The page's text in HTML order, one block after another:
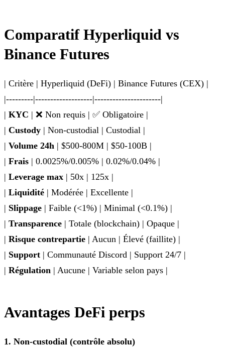
Comparatif Hyperliquid vs
Binance Futures
| Critère | Hyperliquid (DeFi) | Binance Futures (CEX) |
|---------|-------------------|----------------------|
| KYC | ❌ Non requis | ✅ Obligatoire |
| Custody | Non-custodial | Custodial |
| Volume 24h | $500-800M | $50-100B |
| Frais | 0.0025%/0.005% | 0.02%/0.04% |
| Leverage max | 50x | 125x |
| Liquidité | Modérée | Excellente |
| Slippage | Faible (<1%) | Minimal (<0.1%) |
| Transparence | Totale (blockchain) | Opaque |
| Risque contrepartie | Aucun | Élevé (faillite) |
| Support | Communauté Discord | Support 24/7 |
| Régulation | Aucune | Variable selon pays |
Avantages DeFi perps
1. Non-custodial (contrôle absolu)